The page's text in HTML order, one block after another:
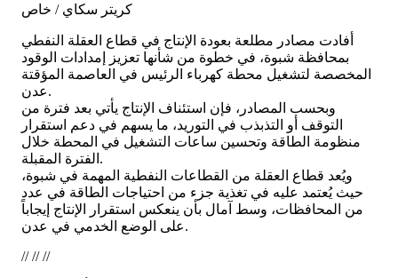
كريتر سكاي / خاص
أفادت مصادر مطلعة بعودة الإنتاج في قطاع العقلة النفطي
بمحافظة شبوة، في خطوة من شأنها تعزيز إمدادات الوقود
المخصصة لتشغيل محطة كهرباء الرئيس في العاصمة المؤقتة
عدن.
وبحسب المصادر، فإن استئناف الإنتاج يأتي بعد فترة من
التوقف أو التذبذب في التوريد، ما يسهم في دعم استقرار
منظومة الطاقة وتحسين ساعات التشغيل في المحطة خلال
الفترة المقبلة.
ويُعد قطاع العقلة من القطاعات النفطية المهمة في شبوة،
حيث يُعتمد عليه في تغذية جزء من احتياجات الطاقة في عدد
من المحافظات، وسط آمال بأن ينعكس استقرار الإنتاج إيجاباً
على الوضع الخدمي في عدن.
// // //